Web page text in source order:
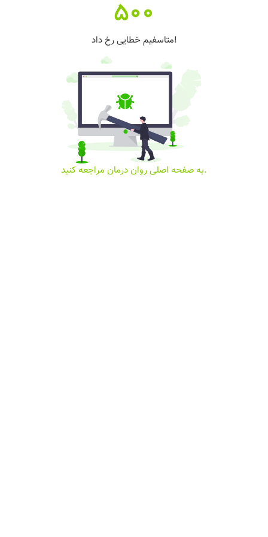
500
متاسفیم خطایی رخ داد!
به صفحه اصلی روان درمان مراجعه کنید.